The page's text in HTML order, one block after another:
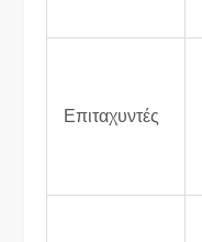
Επιταχυντές